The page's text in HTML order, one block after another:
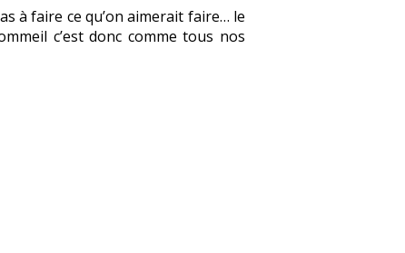
à faire ce qu’on aimerait faire… le
c’est donc comme tous nos